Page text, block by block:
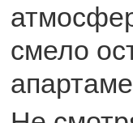
смело